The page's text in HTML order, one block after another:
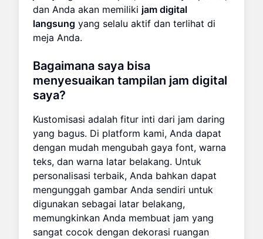
dan Anda akan memiliki jam digital
langsung yang selalu aktif dan terlihat di
meja Anda.
Bagaimana saya bisa
menyesuaikan tampilan jam digital
saya?
Kustomisasi adalah fitur inti dari jam daring
yang bagus. Di platform kami, Anda dapat
dengan mudah mengubah gaya font, warna
teks, dan warna latar belakang. Untuk
personalisasi terbaik, Anda bahkan dapat
mengunggah gambar Anda sendiri untuk
digunakan sebagai latar belakang,
memungkinkan Anda membuat jam yang
sangat cocok dengan dekorasi ruangan